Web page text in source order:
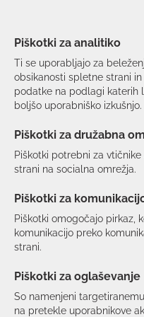
TEK/TRENING
Piškotki za analitiko
Ti se uporabljajo za
obsikanosti spletne strani
podatke na podlagi katerih
boljšo uporabniško izkušnjo.
Piškotki za družabna
Piškotki potrebni za
strani na socialna omrežja.
Piškotki za
Piškotki omogočajo pirkaz,
komunikacijo preko
strani.
Piškotki za oglaševanje
So namenjeni
na pretekle uporabnikove